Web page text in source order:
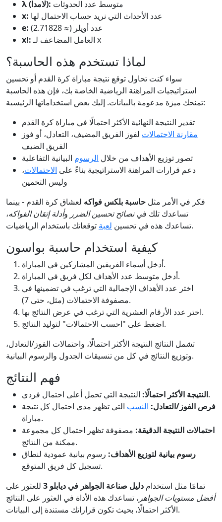
λ (لامدا): متوسط عدد الحدوثات
x: عدد الأحداث التي نريد حساب الاحتمال لها
e:
عدد أويلر (≈ 2.71828)
x!:
العامل المضاعف لـ x
لماذا تستخدم هذه الحاسبة؟
سواء كنت تحاول توقع نتيجة مباراة كرة القدم أو تحسين
استراتيجيات المراهنة الرياضية الخاصة بك، فإن هذه الحاسبة
تمنحك ميزة مدعومة بالبيانات. إليك بعض استخداماتها الرئيسية:
تقدير النتيجة النهائية الأكثر احتمالًا في مباراة كرة القدم
مقارنة الاحتمالات لفوز الفريق المضيف، التعادل، أو فوز
الفريق الضيف
تصور توزيع الأهداف من خلال الرسوم البيانية التفاعلية
دعم قرارات المراهنة الاستراتيجية بناءً على الاحتمالات،
وليس التخمين
فكر في الأمر مثل حاسبة بلكس فواكه لعشاق كرة القدم - بينما
تساعدك تلك فينصائح تحسين الضرر وأدلة إتقان الفواكه،
تساعدك هذه في تحسين لعبة توقعاتك باستخدام الرياضيات.
كيفية استخدام حاسبة بواسون
أدخل أسماء الفريقين المشاركين في المباراة.
أدخل متوسط عدد الأهداف لكل فريق في المباراة.
اختر عدد الأهداف الإجمالية التي ترغب في تضمينها في
مصفوفة الاحتمالات (مثل، حتى 7).
اختر عدد الأرقام العشرية التي ترغب في عرض النتائج بها.
اضغط على "احسب الاحتمالات" لتوليد النتائج.
تشمل النتائج النتيجة الأكثر احتمالًا، واحتمالات الفوز/التعادل،
وتوزيع النتائج في كل من تنسيقات الجدول والرسوم البيانية.
فهم النتائج
النتيجة الأكثر احتمالًا:النتيجة التي تحمل أعلى احتمال فردي.
فرص الفوز/التعادل: النسب التي تظهر مدى احتمال كل نتيجة
مباراة.
احتمالات النتيجة الدقيقة: مصفوفة تظهر احتمال كل مجموعة
ممكنة من النتائج.
رسوم بيانية لتوزيع الأهداف: رسوم بيانية عمودية لنطاق
تسجيل كل فريق المتوقع.
تمامًا مثل استخدام دليل صناعة الجواهر في ديابلو 3
للعثور على
أفضل مستويات الجواهر ، تساعدك هذه الأداة في العثور على النتائج
الأكثر احتمالًا، بحيث تكون قراراتك مستندة إلى البيانات.